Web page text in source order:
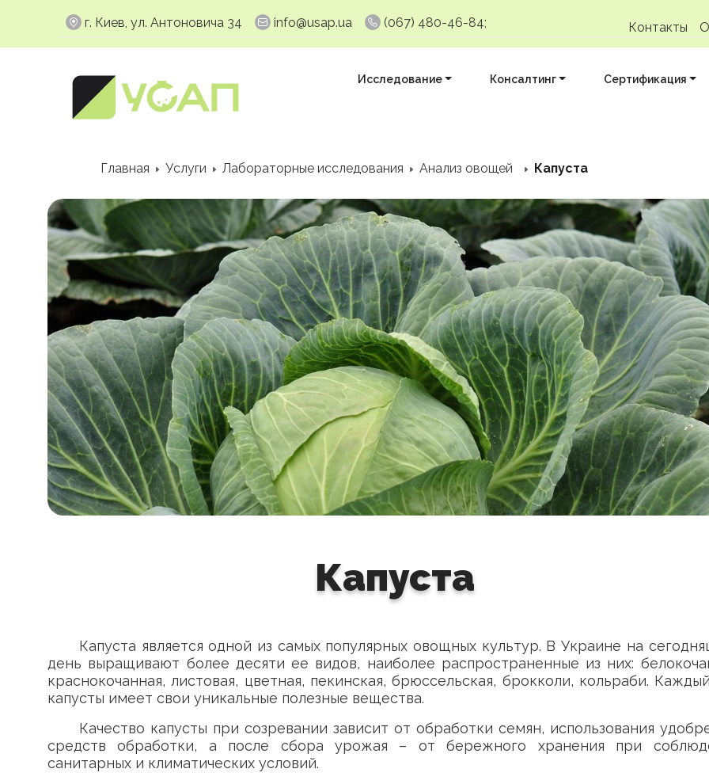
г. Киев, ул. Антоновича 34 info@usap.ua (067) 480-46-84; Контакты
Исследование Консалтинг Сертификация
Главная Услуги Лабораторные исследования Анализ овощей Капуста
Капуста
Капуста является одной из самых популярных овощных культур. В Украине на
день выращивают более десяти ее видов, наиболее распространенные из них:
краснокочанная, листовая, цветная, пекинская, брюссельская, брокколи, кольраби.
капусты имеет свои уникальные полезные вещества.
Качество капусты при созревании зависит от обработки семян, использования
средств обработки, а после сбора урожая – от бережного хранения при
санитарных и климатических условий.